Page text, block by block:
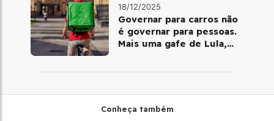
18/12/2025
Governar para carros não
é governar para pessoas.
Mais uma gafe de Lula,
Conheça também